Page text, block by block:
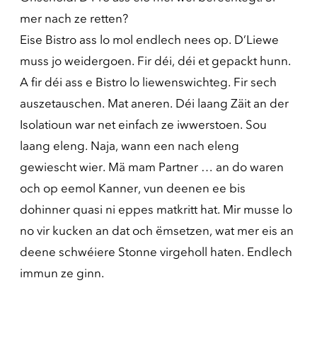
mer nach ze retten?
Eise Bistro ass lo mol endlech nees op. D’Liewe
muss jo weidergoen. Fir déi, déi et gepackt hunn.
A fir déi ass e Bistro lo liewenswichteg. Fir sech
auszetauschen. Mat aneren. Déi laang Zäit an der
Isolatioun war net einfach ze iwwerstoen. Sou
laang eleng. Naja, wann een nach eleng
gewiescht wier. Mä mam Partner … an do waren
och op eemol Kanner, vun deenen ee bis
dohinner quasi ni eppes matkritt hat. Mir musse lo
no vir kucken an dat och ëmsetzen, wat mer eis an
deene schwéiere Stonne virgeholl haten. Endlech
immun ze ginn.